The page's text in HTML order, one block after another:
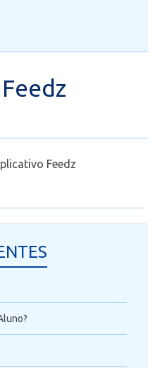
Escolar - SAE
Feedz